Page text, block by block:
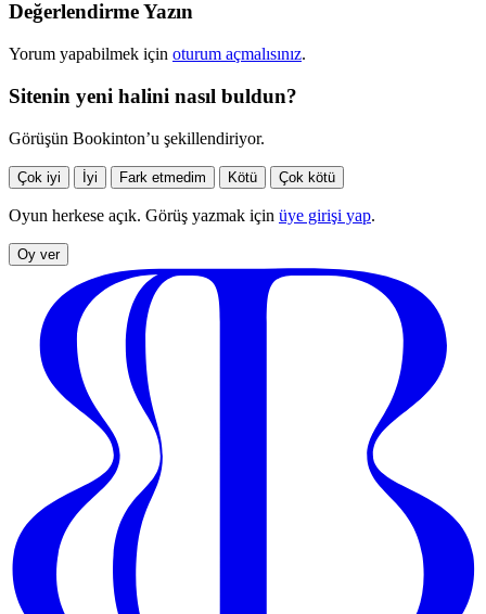
Değerlendirme Yazın
Yorum yapabilmek için oturum açmalısınız.
Sitenin yeni halini nasıl buldun?
Görüşün Bookinton’u şekillendiriyor.
Çok iyi İyi Fark etmedim Kötü Çok kötü
Oyun herkese açık. Görüş yazmak için üye girişi yap.
Oy ver